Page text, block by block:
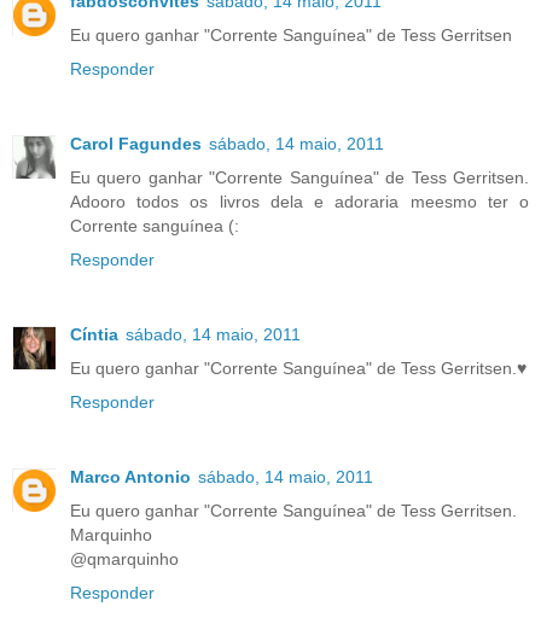
Eu quero ganhar "Corrente Sanguínea" de Tess Gerritsen
Responder
Carol Fagundes sábado, 14 maio, 2011
Eu quero ganhar "Corrente Sanguínea" de Tess Gerritsen.
Adooro todos os livros dela e adoraria meesmo ter o
Corrente sanguínea (:
Responder
Cíntia sábado, 14 maio, 2011
Eu quero ganhar "Corrente Sanguínea" de Tess Gerritsen.♥
Responder
Marco Antonio sábado, 14 maio, 2011
Eu quero ganhar "Corrente Sanguínea" de Tess Gerritsen.
Marquinho
@qmarquinho
Responder